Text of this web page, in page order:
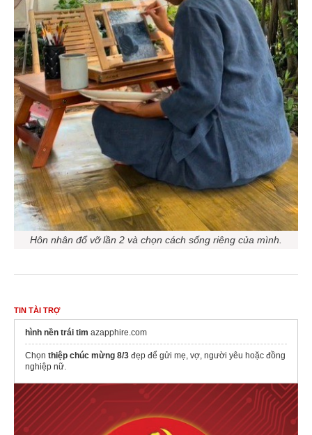
Hôn nhân đổ vỡ lần 2 và chọn cách sống riêng của mình.
TIN TÀI TRỢ
hình nền trái tim azapphire.com
Chọn thiệp chúc mừng 8/3 đẹp để gửi mẹ, vợ, người yêu hoặc đồng
nghiệp nữ.